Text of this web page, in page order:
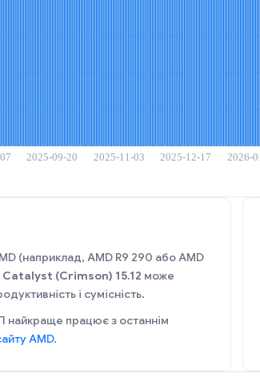
(наприклад, AMD R9 290 або AMD
Catalyst (Crimson) 15.12 може
і сумісність.
найкраще працює з останнім
AMD.